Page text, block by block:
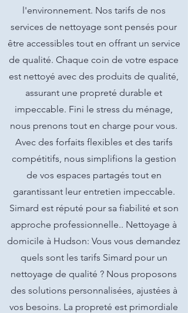
l'environnement. Nos tarifs de nos
services de nettoyage sont pensés pour
être accessibles tout en offrant un service
de qualité. Chaque coin de votre espace
est nettoyé avec des produits de qualité,
assurant une propreté durable et
impeccable. Fini le stress du ménage,
nous prenons tout en charge pour vous.
Avec des forfaits flexibles et des tarifs
compétitifs, nous simplifions la gestion
de vos espaces partagés tout en
garantissant leur entretien impeccable.
Simard est réputé pour sa fiabilité et son
approche professionnelle.. Nettoyage à
domicile à Hudson: Vous vous demandez
quels sont les tarifs Simard pour un
nettoyage de qualité ? Nous proposons
des solutions personnalisées, ajustées à
vos besoins. La propreté est primordiale